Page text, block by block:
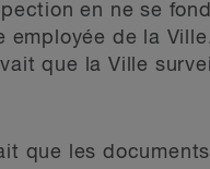
en ne se
de la
que la Ville
que les